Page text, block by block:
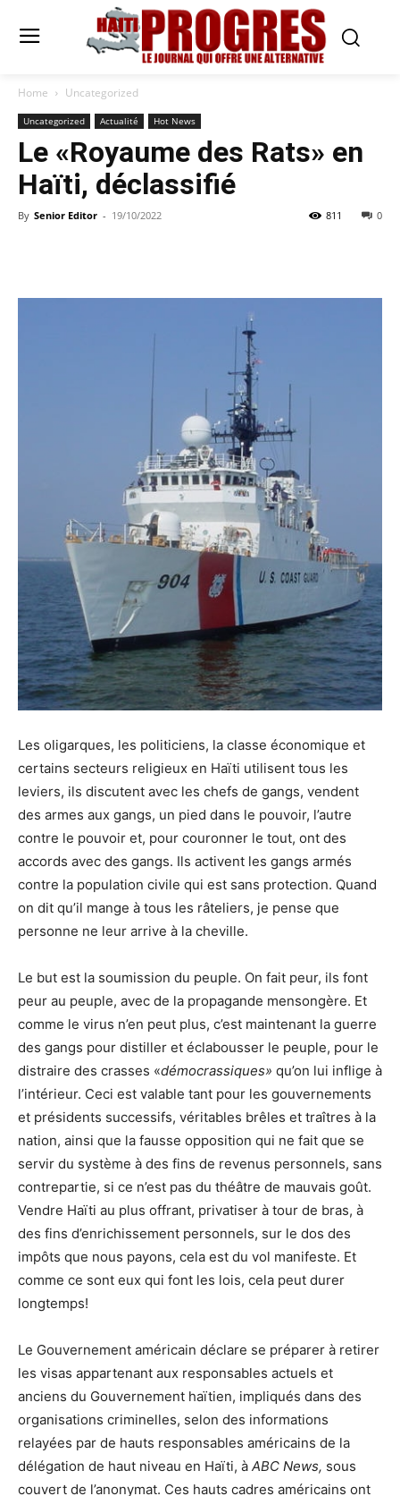
Home Uncategorized
Uncategorized Actualité Hot News
Le «Royaume des Rats» en
Haïti, déclassifié
By Senior Editor - 19/10/2022 0
811
Les oligarques, les politiciens, la classe économique et
certains secteurs religieux en Haïti utilisent tous les
leviers, ils discutent avec les chefs de gangs, vendent
des armes aux gangs, un pied dans le pouvoir, l’autre
contre le pouvoir et, pour couronner le tout, ont des
accords avec des gangs. Ils activent les gangs armés
contre la population civile qui est sans protection. Quand
on dit qu’il mange à tous les râteliers, je pense que
personne ne leur arrive à la cheville.
Le but est la soumission du peuple. On fait peur, ils font
peur au peuple, avec de la propagande mensongère. Et
comme le virus n’en peut plus, c’est maintenant la guerre
des gangs pour distiller et éclabousser le peuple, pour le
distraire des crasses «démocrassiques» qu’on lui inflige à
l’intérieur. Ceci est valable tant pour les gouvernements
et présidents successifs, véritables brêles et traîtres à la
nation, ainsi que la fausse opposition qui ne fait que se
servir du système à des fins de revenus personnels, sans
contrepartie, si ce n’est pas du théâtre de mauvais goût.
Vendre Haïti au plus offrant, privatiser à tour de bras, à
des fins d’enrichissement personnels, sur le dos des
impôts que nous payons, cela est du vol manifeste. Et
comme ce sont eux qui font les lois, cela peut durer
longtemps!
Le Gouvernement américain déclare se préparer à retirer
les visas appartenant aux responsables actuels et
anciens du Gouvernement haïtien, impliqués dans des
organisations criminelles, selon des informations
relayées par de hauts responsables américains de la
délégation de haut niveau en Haïti, à ABC News, sous
couvert de l’anonymat. Ces hauts cadres américains ont